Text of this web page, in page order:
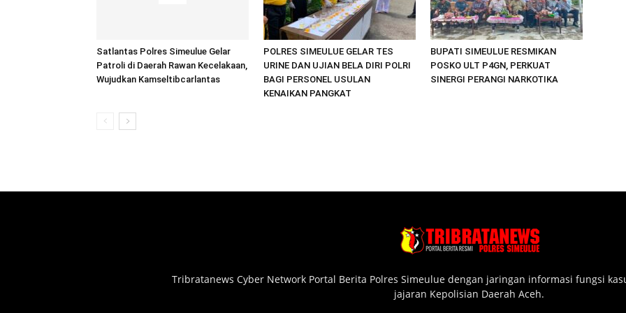
Satlantas Polres Simeulue Gelar
Patroli di Daerah Rawan Kecelakaan,
Wujudkan Kamseltibcarlantas
POLRES SIMEULUE GELAR TES
URINE DAN UJIAN BELA DIRI POLRI
BAGI PERSONEL USULAN
KENAIKAN PANGKAT
BUPATI SIMEULUE RESMIKAN
POSKO ULT P4GN, PERKUAT
SINERGI PERANGI NARKOTIKA
Tribratanews Cyber Network Portal Berita Polres Simeulue dengan jaringan informasi fungsi
jajaran Kepolisian Daerah Aceh.